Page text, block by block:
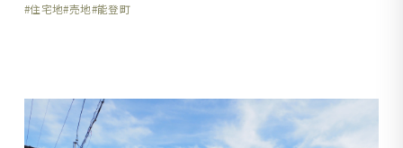
住宅地 売地 能登町